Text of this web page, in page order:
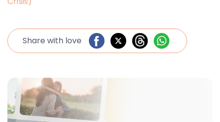
Share with love